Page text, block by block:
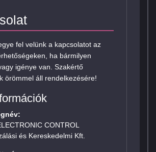
fel velünk a kapcsolatot az
ha bármilyen
igénye van. Szakértő
örömmel áll rendelkezésére!
CONTROL
és Kereskedelmi Kft.